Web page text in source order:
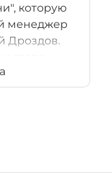
которую
менеджер
Дроздов.
году и